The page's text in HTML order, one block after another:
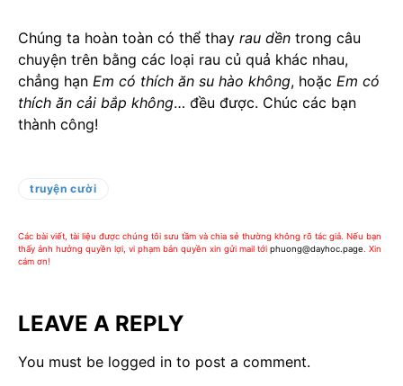
Chúng ta hoàn toàn có thể thay rau dền trong câu
chuyện trên bằng các loại rau củ quả khác nhau,
chẳng hạn Em có thích ăn su hào không, hoặc Em có
thích ăn cải bắp không… đều được. Chúc các bạn
thành công!
truyện cười
Các bài viết, tài liệu được chúng tôi sưu tầm và chia sẻ thường không rõ tác giả. Nếu bạn
thấy ảnh hưởng quyền lợi, vi phạm bản quyền xin gửi mail tới phuong@dayhoc.page . Xin
cám ơn!
LEAVE A REPLY
You must be logged in to post a comment.